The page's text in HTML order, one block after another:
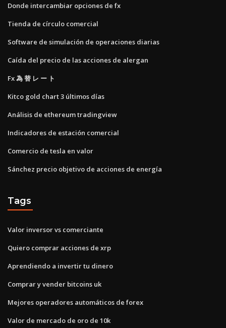
Donde intercambiar opciones de fx
Tienda de círculo comercial
Software de simulación de operaciones diarias
Caída del precio de las acciones de alergan
Fx 為 替 レ ー ト
Kitco gold chart 3 últimos días
Análisis de ethereum tradingview
Indicadores de estación comercial
Comercio de tesla en valor
Sánchez precio objetivo de acciones de energía
Tags
Valor inversor vs comerciante
Quiero comprar acciones de xrp
Aprendiendo a invertir tu dinero
Comprar y vender bitcoins uk
Mejores operadores automáticos de forex
Valor de mercado de oro de 10k